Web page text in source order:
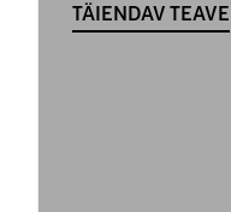
TÄIENDAV TEAVE